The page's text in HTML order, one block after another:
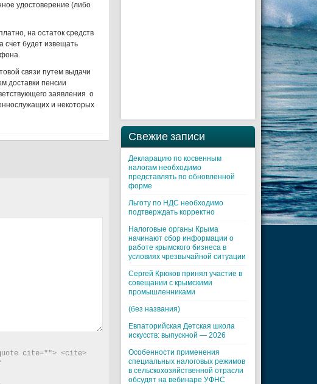
удостоверение (либо
на остаток средств
счет будет извещать
связи путем выдачи
доставки пенсии
заявления о
и некоторых
cite=""> <cite>
Свежие записи
Декларацию по косвенным
налогам необходимо
представлять по обновленной
форме
Льготу по НДС необходимо
подтверждать корректно
Налоговые органы Крыма
начинают сбор информации о
работе крымского бизнеса в
условиях чрезвычайной ситуации
Cергей Крюков принял участие в
совещании с крымскими
промышленниками
(без названия)
Евпаторийская Детская школа
искусств: выпускной — 2026
Особенности применения
специальных налоговых режимов
в сельскохозяйственной отрасли
обсудят на вебинаре УФНС